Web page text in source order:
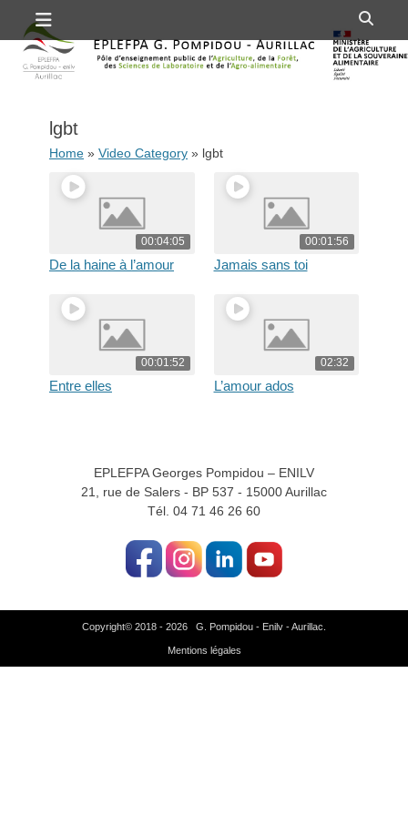
au
contenu
Premier menu
lgbt
Home » Video Category » lgbt
00:04:05
De la haine à l’amour
00:01:56
Jamais sans toi
00:01:52
Entre elles
02:32
L’amour ados
EPLEFPA Georges Pompidou – ENILV
21, rue de Salers - BP 537 - 15000 Aurillac
Tél. 04 71 46 26 60
Copyright© 2018 - 2026 G. Pompidou - Enilv - Aurillac.
Mentions légales